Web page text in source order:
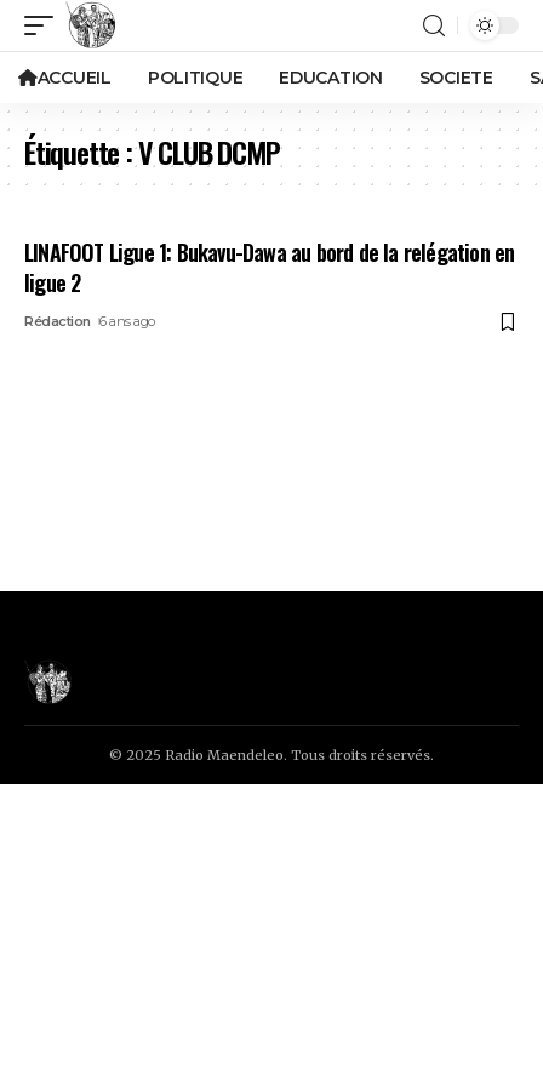
ACCUEIL POLITIQUE EDUCATION SOCIETE
Étiquette :V CLUB DCMP
LINAFOOT Ligue 1: Bukavu-Dawa au bord de la relégation en
ligue 2
Rédaction 6 ans ago
© 2025 Radio Maendeleo. Tous droits réservés.